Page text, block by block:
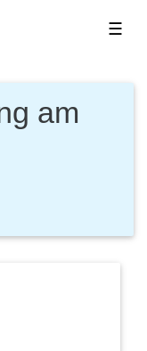
☰
am